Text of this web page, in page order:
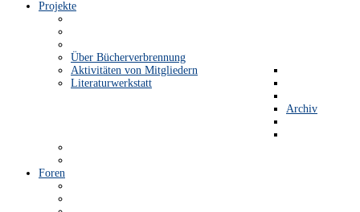
Projekte
Über Bücherverbrennung
Aktivitäten von Mitgliedern
Literaturwerkstatt
Archiv
Foren